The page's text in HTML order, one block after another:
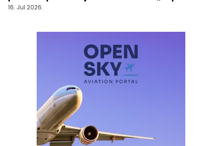
lepoticu“ u Sava Centar
16. Jul 2026.